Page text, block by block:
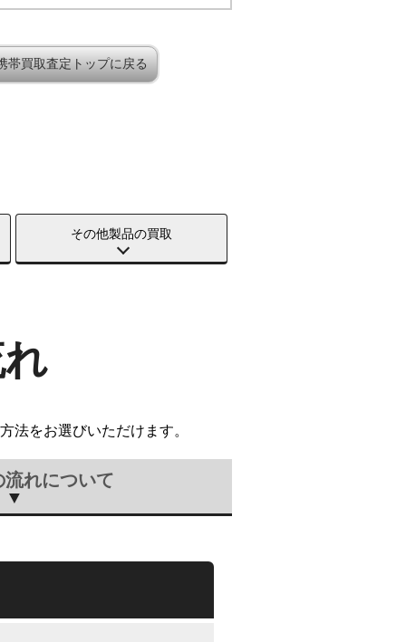
帯買取査定トップに戻る
その他製品の買取
法をお選びいただけます。
れについて